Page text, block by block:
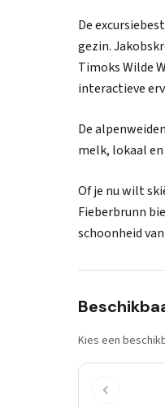
De
gezin.
Timoks Wilde
interactieve
De
melk, lokaal en
Of je nu wilt
Fieberbrunn
schoonheid
Kies een